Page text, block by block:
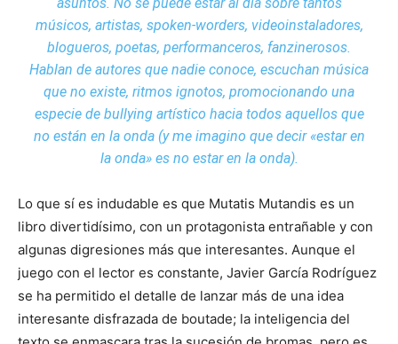
músicos, artistas, spoken-worders, videoinstaladores,
blogueros, poetas, performanceros, fanzinerosos.
Hablan de autores que nadie conoce, escuchan música
que no existe, ritmos ignotos, promocionando una
especie de bullying artístico hacia todos aquellos que
no están en la onda (y me imagino que decir «estar en
la onda» es no estar en la onda).
Lo que sí es indudable es que Mutatis Mutandis es un
libro divertidísimo, con un protagonista entrañable y con
algunas digresiones más que interesantes. Aunque el
juego con el lector es constante, Javier García Rodríguez
se ha permitido el detalle de lanzar más de una idea
interesante disfrazada de boutade; la inteligencia del